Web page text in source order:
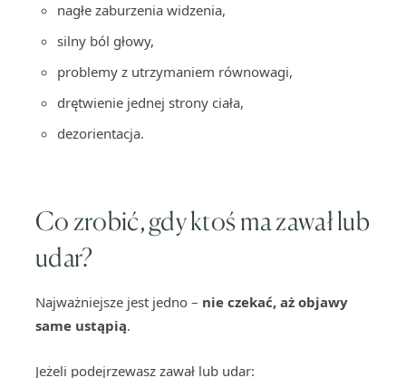
nagłe zaburzenia widzenia,
silny ból głowy,
problemy z utrzymaniem równowagi,
drętwienie jednej strony ciała,
dezorientacja.
Co zrobić, gdy ktoś ma zawał lub
udar?
Najważniejsze jest jedno – nie czekać, aż objawy
same ustąpią.
Jeżeli podejrzewasz zawał lub udar: